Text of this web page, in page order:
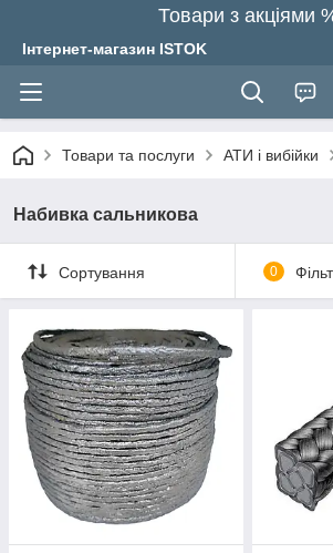
Товари з акціями
Інтернет-магазин ISTOK
Товари та послуги АТИ і вибійки
Набивка сальникова
Сортування 0